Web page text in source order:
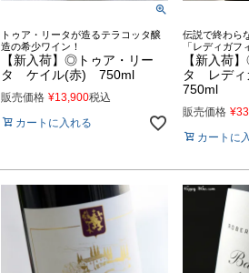
トゥア・リータが造るテラコッタ醸
造の希少ワイン！
【新入荷】◎トゥア・リー
タ ケイル(赤) 750ml
販売価格 ¥13,900税込
カートに入れる
伝説で終わら
「レディガフ
【新入荷
タ レディ
750ml
販売価格 ¥
カートに